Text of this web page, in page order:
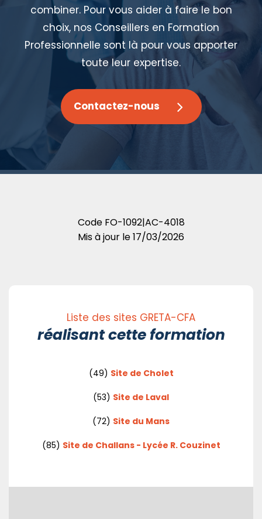
combiner. Pour vous aider à faire le bon
choix, nos Conseillers en Formation
Professionnelle sont là pour vous apporter
toute leur expertise.
Contactez-nous
Code FO-1092|AC-4018
Mis à jour le17/03/2026
Liste des sites GRETA-CFA
réalisant cette formation
(49) Site de Cholet
(53) Site de Laval
(72) Site du Mans
(85) Site de Challans - Lycée R. Couzinet